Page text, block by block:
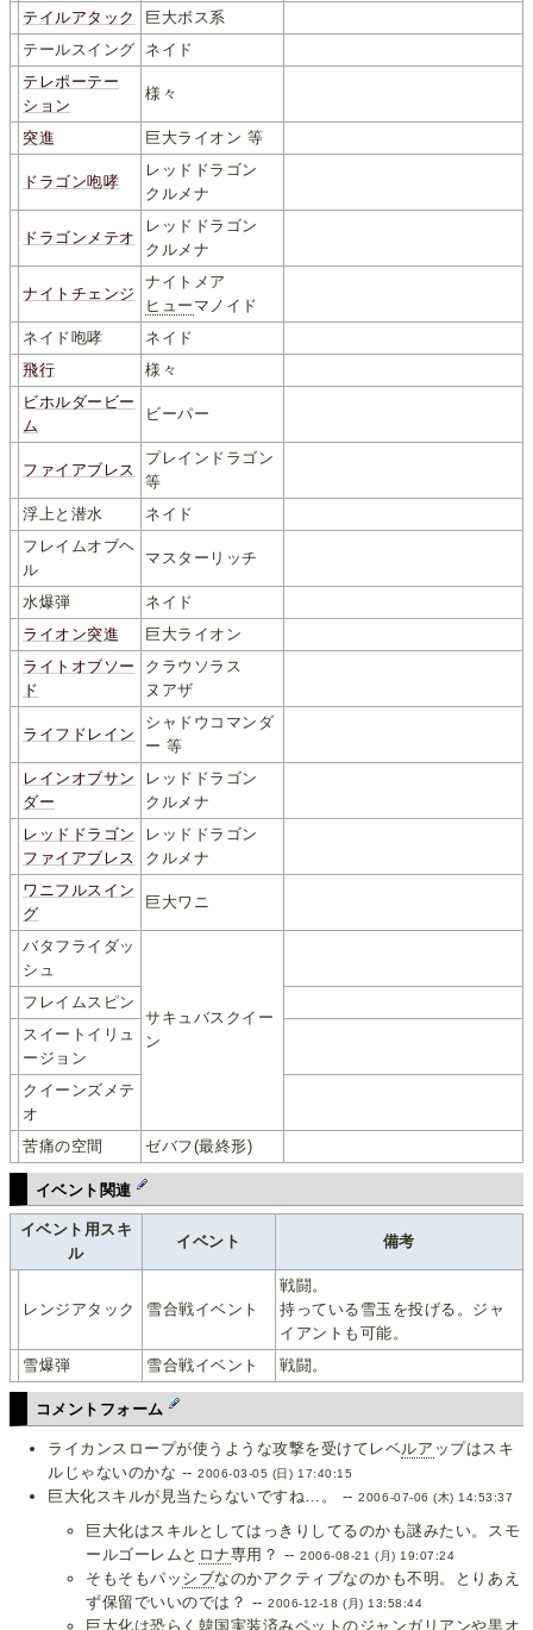
テイルアタック
巨大ボス系
テールスイング
ネイド
テレポーテー
ション
様々
突進 巨大ライオン 等
ドラゴン咆哮
レッドドラゴン
クルメナ
ドラゴンメテオ
レッドドラゴン
クルメナ
ナイトチェンジ
ナイトメア
ヒュー マノイド
ネイド咆哮
ネイド
飛行
様々
ビホルダービー
ム
ビーパー
ファイアブレス
プレインドラゴン
等
浮上と潜水
ネイド
フレイムオブヘ
ル
マスターリッチ
水爆弾
ネイド
ライオン突進
巨大ライオン
ライトオブソー
ド
クラウソラス
ヌアザ
ライフドレイン
シャドウコマンダ
ー 等
レインオブサン
ダー
レッドドラゴン
クルメナ
レッドドラゴン
ファイアブレス
レッドドラゴン
クルメナ
ワニフルスイン
グ
巨大ワニ
バタフライダッ
シュ
サキュバスクイー
ン
フレイムスピン
スイートイリュ
ージョン
クイーンズメテ
オ
苦痛の空間
ゼバフ(最終形)
イベント関連
イベント用スキ
ル
イベント 備考
レンジアタック 雪合戦イベント
戦闘。
持っている雪玉を投げる。ジャ
イアントも可能。
雪爆弾
雪合戦イベント 戦闘。
コメントフォーム
ライカンスロープが使うような攻撃を受けてレベルア ップはスキ
ルじゃないのかな --2006-03-05 (日) 17:40:15
巨大化スキルが見当たらないですね…。 --2006-07-06 (木) 14:53:37
巨大化はスキルとしてはっきりしてるのかも謎みたい。スモ
ールゴーレムと ロナ専用？ --2006-08-21 (月) 19:07:24
そもそもパッ シブなのかアクティブなのかも不明。とりあえ
ず保留でいいのでは？ --2006-12-18 (月) 13:58:44
巨大化は恐らく韓国実装済みペットのジャンガリアンや黒オ